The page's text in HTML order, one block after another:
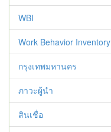
WBI
Work Behavior Inventory
กรุงเทพมหานคร
ภาวะผู้นำ
สินเชื่อ